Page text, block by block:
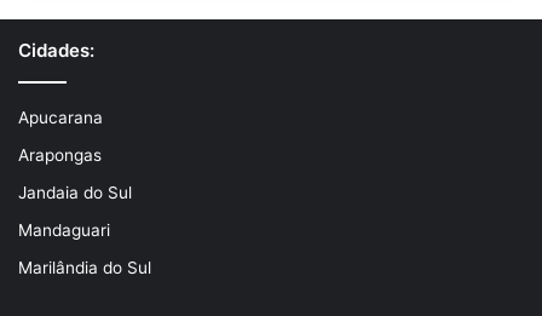
Cidades:
Apucarana
Arapongas
Jandaia do Sul
Mandaguari
Marilândia do Sul